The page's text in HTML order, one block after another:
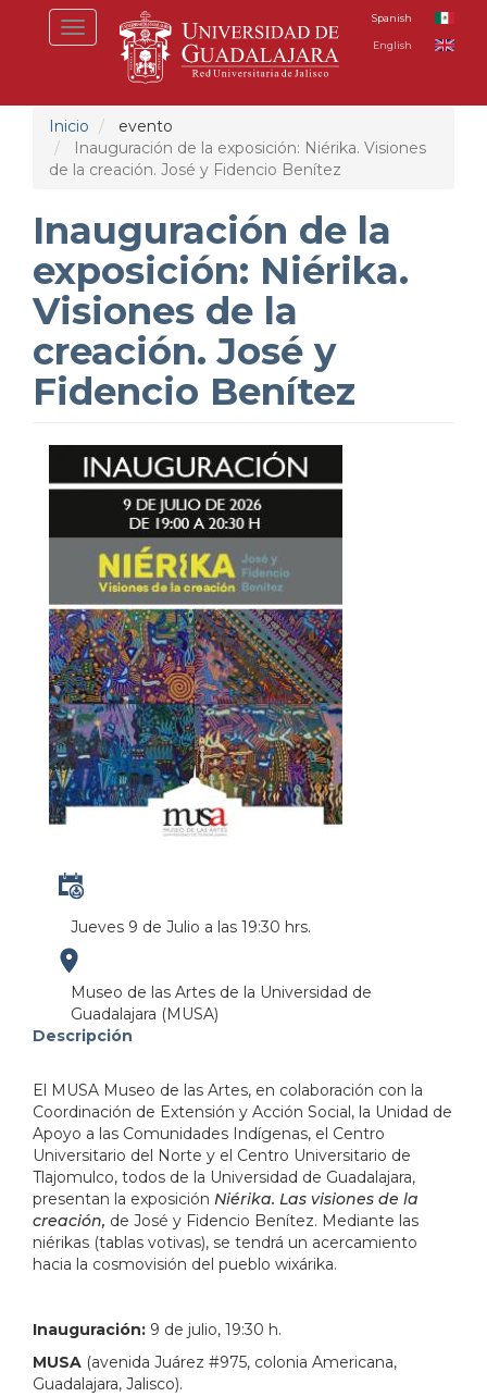
Toggle
navigation
Spanish
English
Inicio
evento
Inauguración de la exposición: Niérika. Visiones
de la creación. José y Fidencio Benítez
Inauguración de la
exposición: Niérika.
Visiones de la
creación. José y
Fidencio Benítez
Jueves 9 de Julio a las 19:30 hrs.
Museo de las Artes de la Universidad de
Guadalajara (MUSA)
Descripción
El MUSA Museo de las Artes, en colaboración con la
Coordinación de Extensión y Acción Social, la Unidad de
Apoyo a las Comunidades Indígenas, el Centro
Universitario del Norte y el Centro Universitario de
Tlajomulco, todos de la Universidad de Guadalajara,
presentan la exposición Niérika. Las visiones de la
creación, de José y Fidencio Benítez. Mediante las
niérikas (tablas votivas), se tendrá un acercamiento
hacia la cosmovisión del pueblo wixárika.
Inauguración: 9 de julio, 19:30 h.
MUSA (avenida Juárez #975, colonia Americana,
Guadalajara, Jalisco).